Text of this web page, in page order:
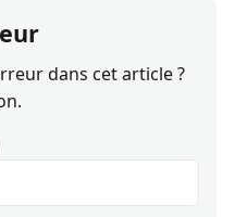
dans cet article ?